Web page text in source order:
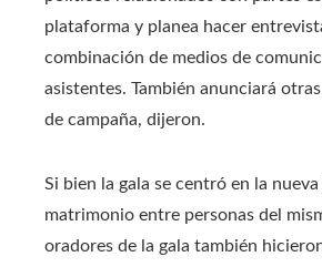
plataforma y planea hacer
combinación de medios de
asistentes. También anunciará
de campaña, dijeron.
Si bien la gala se centró en la
matrimonio entre personas del
oradores de la gala también